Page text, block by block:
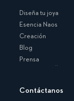
Diseña tu joya
Esencia Naos
Creación
Blog
Prensa
Contáctanos